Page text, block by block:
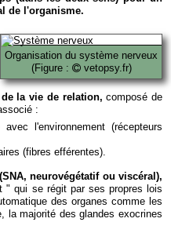
de l'organisme.
Organisation du système nerveux
(Figure :
vetopsy.fr)
la vie de relation, composé de
:
l'environnement (récepteurs
(fibres efférentes).
neurovégétatif ou viscéral),
" qui se régit par ses propres lois
des organes comme les
la majorité des glandes exocrines